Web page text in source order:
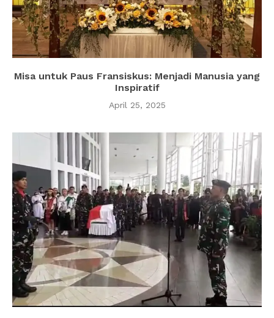
Misa untuk Paus Fransiskus: Menjadi Manusia yang
Inspiratif
April 25, 2025